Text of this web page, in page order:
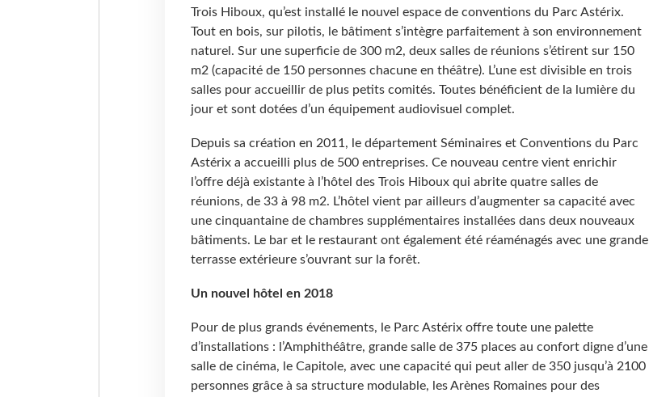
Trois Hiboux, qu’est installé le nouvel espace de conventions du Parc Astérix.
Tout en bois, sur pilotis, le bâtiment s’intègre parfaitement à son environnement
naturel. Sur une superficie de 300 m2, deux salles de réunions s’étirent sur 150
m2 (capacité de 150 personnes chacune en théâtre). L’une est divisible en trois
salles pour accueillir de plus petits comités. Toutes bénéficient de la lumière du
jour et sont dotées d’un équipement audiovisuel complet.
Depuis sa création en 2011, le département Séminaires et Conventions du Parc
Astérix a accueilli plus de 500 entreprises. Ce nouveau centre vient enrichir
l’offre déjà existante à l’hôtel des Trois Hiboux qui abrite quatre salles de
réunions, de 33 à 98 m2. L’hôtel vient par ailleurs d’augmenter sa capacité avec
une cinquantaine de chambres supplémentaires installées dans deux nouveaux
bâtiments. Le bar et le restaurant ont également été réaménagés avec une grande
terrasse extérieure s’ouvrant sur la forêt.
Un nouvel hôtel en 2018
Pour de plus grands événements, le Parc Astérix offre toute une palette
d’installations : l’Amphithéâtre, grande salle de 375 places au confort digne d’une
salle de cinéma, le Capitole, avec une capacité qui peut aller de 350 jusqu’à 2100
personnes grâce à sa structure modulable, les Arènes Romaines pour des